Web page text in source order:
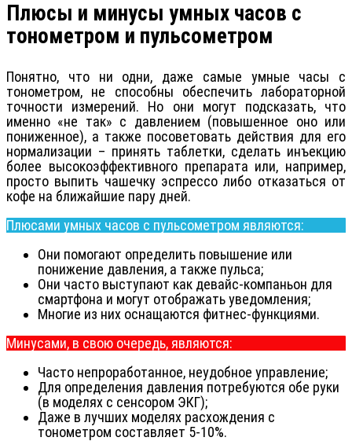
Плюсы и минусы умных часов с
тонометром и пульсометром
Понятно, что ни одни, даже самые умные часы с
тонометром, не способны обеспечить лабораторной
точности измерений. Но они могут подсказать, что
именно «не так» с давлением (повышенное оно или
пониженное), а также посоветовать действия для его
нормализации – принять таблетки, сделать инъекцию
более высокоэффективного препарата или, например,
просто выпить чашечку эспрессо либо отказаться от
кофе на ближайшие пару дней.
Плюсами умных часов с пульсометром являются:
Они помогают определить повышение или
понижение давления, а также пульса;
Они часто выступают как девайс-компаньон для
смартфона и могут отображать уведомления;
Многие из них оснащаются фитнес-функциями.
Минусами, в свою очередь, являются:
Часто непроработанное, неудобное управление;
Для определения давления потребуются обе руки
(в моделях с сенсором ЭКГ);
Даже в лучших моделях расхождения с
тонометром составляет 5-10%.